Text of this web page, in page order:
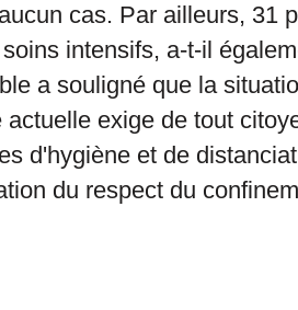
cas. Par ailleurs, 31
intensifs, a-t-il
a souligné que la
actuelle exige de tout
d'hygiène et de
du respect du